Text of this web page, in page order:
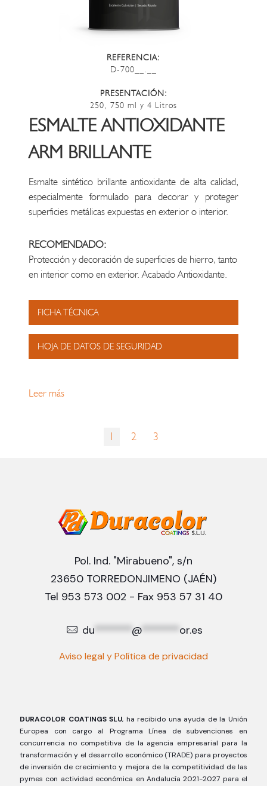
REFERENCIA:
D-700__.__
PRESENTACIÓN:
250, 750 ml y 4 Litros
ESMALTE ANTIOXIDANTE
ARM BRILLANTE
Esmalte sintético brillante antioxidante de alta calidad,
especialmente formulado para decorar y proteger
superficies metálicas expuestas en exterior o interior.
RECOMENDADO:
Protección y decoración de superficies de hierro, tanto
en interior como en exterior. Acabado Antioxidante.
FICHA TÉCNICA
HOJA DE DATOS DE SEGURIDAD
Leer más
1 2 3
Pol. Ind. "Mirabueno", s/n
23650 TORREDONJIMENO (JAÉN)
Tel 953 573 002 - Fax 953 57 31 40
du*******@*******or.es
Aviso legal y Política de privacidad
DURACOLOR COATINGS SLU, ha recibido una ayuda de la Unión
Europea con cargo al Programa Línea de subvenciones en
concurrencia no competitiva de la agencia empresarial para la
transformación y el desarrollo económico (TRADE) para proyectos
de inversión de crecimiento y mejora de la competitividad de las
pymes con actividad económica en Andalucía 2021-2027 para el